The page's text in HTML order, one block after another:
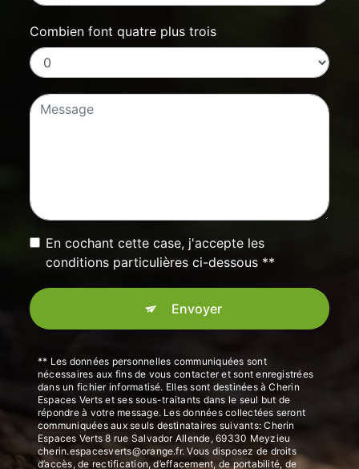
Combien font quatre plus trois
En cochant cette case, j'accepte les
conditions particulières ci-dessous **
Envoyer
** Les données personnelles communiquées sont
nécessaires aux fins de vous contacter et sont enregistrées
dans un fichier informatisé. Elles sont destinées à Cherin
Espaces Verts et ses sous-traitants dans le seul but de
répondre à votre message. Les données collectées seront
communiquées aux seuls destinataires suivants: Cherin
Espaces Verts 8 rue Salvador Allende, 69330 Meyzieu
cherin.espacesverts@orange.fr. Vous disposez de droits
d’accès, de rectification, d’effacement, de portabilité, de